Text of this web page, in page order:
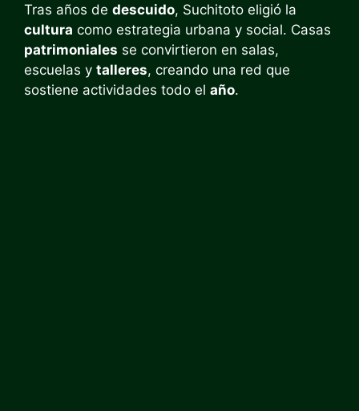
Tras años de descuido, Suchitoto eligió la
cultura como estrategia urbana y social. Casas
patrimoniales se convirtieron en salas,
escuelas y talleres, creando una red que
sostiene actividades todo el año.